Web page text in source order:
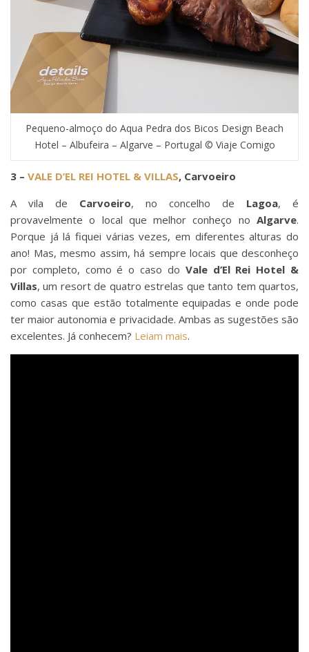
Pequeno-almoço do Aqua Pedra dos Bicos Design Beach
Hotel – Albufeira – Algarve – Portugal © Viaje Comigo
3 – VALE D’EL REI HOTEL & VILLAS, Carvoeiro
A vila de Carvoeiro, no concelho de Lagoa, é
provavelmente o local que melhor conheço no Algarve.
Porque já lá fiquei várias vezes, em diferentes alturas do
ano! Mas, mesmo assim, há sempre locais que desconheço
por completo, como é o caso do Vale d’El Rei Hotel &
Villas, um resort de quatro estrelas que tanto tem quartos,
como casas que estão totalmente equipadas e onde pode
ter maior autonomia e privacidade. Ambas as sugestões são
excelentes. Já conhecem? Leiam mais.